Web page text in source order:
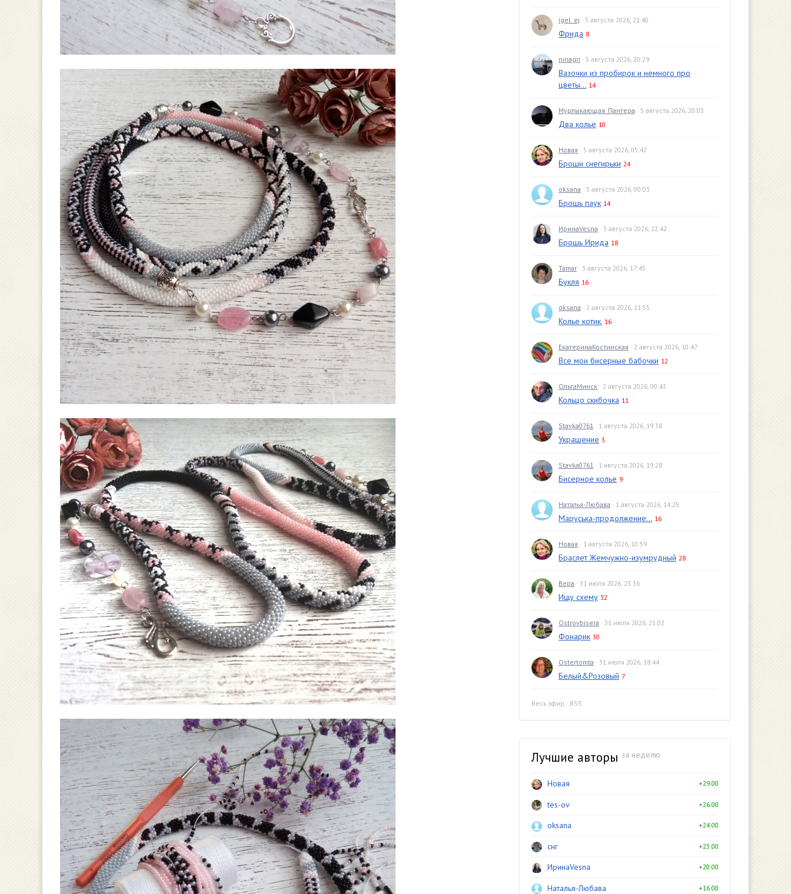
igel_ej · 5 августа 2026, 21:40
Фрида 8
ninagri · 5 августа 2026, 20:29
Вазочки из пробирок и немного про
цветы... 14
Мурлыкающая_Пантера · 5 августа 2026, 20:05
Два колье 10
Новая · 5 августа 2026, 05:42
Броши снегирьки 24
oksana · 5 августа 2026, 00:03
Брошь паук 14
ИринаVesna · 3 августа 2026, 22:42
Брошь Ирида 18
Tamar · 3 августа 2026, 17:45
Букля 16
oksana · 2 августа 2026, 11:55
Колье котик. 16
ЕкатеринаКостинская · 2 августа 2026, 10:47
Все мои бисерные бабочки 12
ОльгаМинск · 2 августа 2026, 00:43
Кольцо скибочка 11
Stavka0761 · 1 августа 2026, 19:38
Украшение 3
Stavka0761 · 1 августа 2026, 19:28
Бисерное колье 9
Наталья-Любава · 1 августа 2026, 14:25
Маруська-продолжение... 16
Новая · 1 августа 2026, 10:59
Браслет Жемчужно-изумрудный 28
Вера · 31 июля 2026, 23:36
Ищу схему 32
Ostrovbisera · 31 июля 2026, 21:02
Фонарик 30
Ostertomta · 31 июля 2026, 18:44
Белый&Розовый 7
Весь эфир · RSS
Лучшие авторы за неделю
Новая +29.00
tes-ov +26.00
oksana +24.00
снг +23.00
ИринаVesna +20.00
Наталья-Любава +16.00